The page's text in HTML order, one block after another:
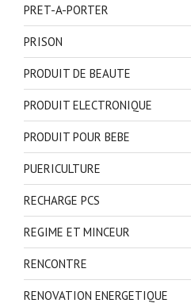
PRET-A-PORTER
PRISON
PRODUIT DE BEAUTE
PRODUIT ELECTRONIQUE
PRODUIT POUR BEBE
PUERICULTURE
RECHARGE PCS
REGIME ET MINCEUR
RENCONTRE
RENOVATION ENERGETIQUE